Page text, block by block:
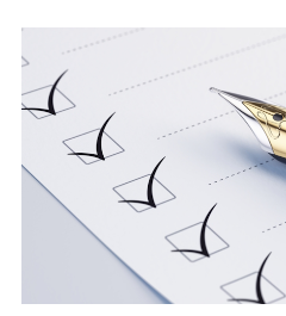
uns
im
Internet